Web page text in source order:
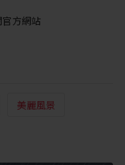
方網站
美麗風景